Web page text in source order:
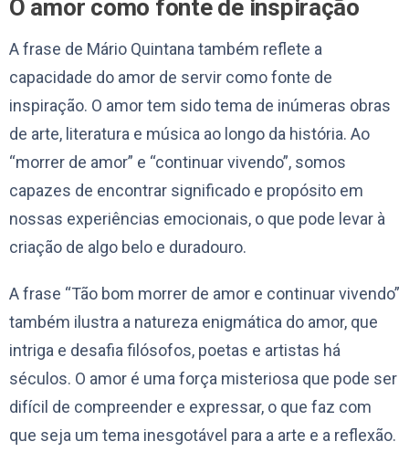
O amor como fonte de inspiração
A frase de Mário Quintana também reflete a
capacidade do amor de servir como fonte de
inspiração. O amor tem sido tema de inúmeras obras
de arte, literatura e música ao longo da história. Ao
“morrer de amor” e “continuar vivendo”, somos
capazes de encontrar significado e propósito em
nossas experiências emocionais, o que pode levar à
criação de algo belo e duradouro.
A frase “Tão bom morrer de amor e continuar vivendo”
também ilustra a natureza enigmática do amor, que
intriga e desafia filósofos, poetas e artistas há
séculos. O amor é uma força misteriosa que pode ser
difícil de compreender e expressar, o que faz com
que seja um tema inesgotável para a arte e a reflexão.